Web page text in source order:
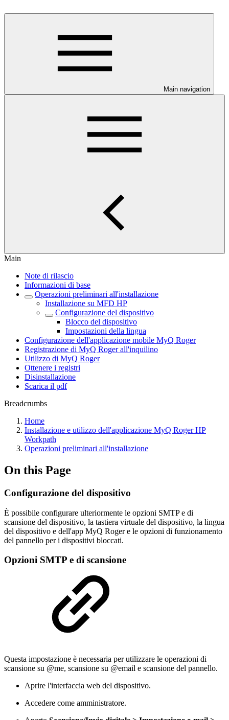
Main navigation
Main
Note di rilascio
Informazioni di base
Operazioni preliminari all'installazione
Installazione su MFD HP
Configurazione del dispositivo
Blocco del dispositivo
Impostazioni della lingua
Configurazione dell'applicazione mobile MyQ Roger
Registrazione di MyQ Roger all'inquilino
Utilizzo di MyQ Roger
Ottenere i registri
Disinstallazione
Scarica il pdf
Breadcrumbs
Home
Installazione e utilizzo dell'applicazione MyQ Roger HP
Workpath
Operazioni preliminari all'installazione
On this Page
Configurazione del dispositivo
È possibile configurare ulteriormente le opzioni SMTP e di
scansione del dispositivo, la tastiera virtuale del dispositivo, la lingua
del dispositivo e dell'app MyQ Roger e le opzioni di funzionamento
del pannello per i dispositivi bloccati.
Opzioni SMTP e di scansione
Questa impostazione è necessaria per utilizzare le operazioni di
scansione su @me, scansione su @email e scansione del pannello.
Aprire l'interfaccia web del dispositivo.
Accedere come amministratore.